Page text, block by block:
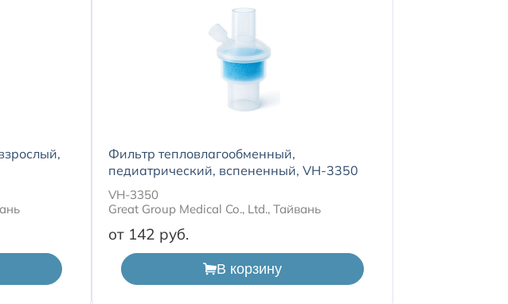
Фильтр тепловлагообменный,
педиатрический, вспененный, VH-3350
VH-3350
Great Group Medical Co., Ltd., Тайвань
от 142
В корзину